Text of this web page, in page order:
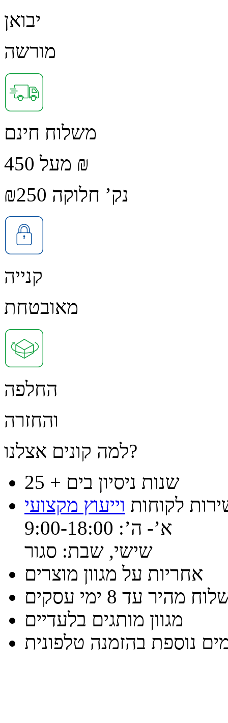
יבואן
מורשה
משלוח חינם
מעל 450 ₪
נק’ חלוקה ₪250
קנייה
מאובטחת
החלפה
והחזרה
למה קונים אצלנו?
25 + שנות ניסיון בים
לקוחות וייעוץ מקצועי
א’- ה’: 9:00-18:00
שישי, שבת: סגור
אחריות על מגוון מוצרים
מהיר עד 8 ימי עסקים
מגוון מותגים בלעדיים
נוספת בהזמנה טלפונית